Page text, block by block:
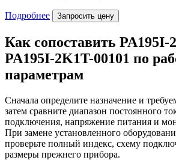
Подробнее Запросить цену
Как сопоставить PA195I-
PA195I-2K1T-00101 по
параметрам
Сначала определите назначение и
затем сравните диапазон постоянного
подключения, напряжение питания и
При замене установленного
проверьте полный индекс, схему
размеры прежнего прибора.